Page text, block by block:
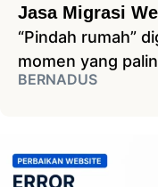
Jasa Migrasi
“Pindah rumah”
momen yang
BERNADUS